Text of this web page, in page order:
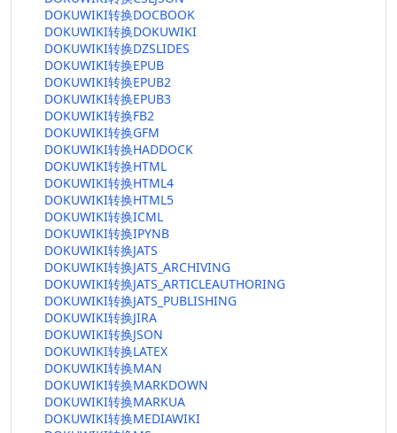
DOKUWIKI转换DOCBOOK
DOKUWIKI转换DOKUWIKI
DOKUWIKI转换DZSLIDES
DOKUWIKI转换EPUB
DOKUWIKI转换EPUB2
DOKUWIKI转换EPUB3
DOKUWIKI转换FB2
DOKUWIKI转换GFM
DOKUWIKI转换HADDOCK
DOKUWIKI转换HTML
DOKUWIKI转换HTML4
DOKUWIKI转换HTML5
DOKUWIKI转换ICML
DOKUWIKI转换IPYNB
DOKUWIKI转换JATS
DOKUWIKI转换JATS_ARCHIVING
DOKUWIKI转换JATS_ARTICLEAUTHORING
DOKUWIKI转换JATS_PUBLISHING
DOKUWIKI转换JIRA
DOKUWIKI转换JSON
DOKUWIKI转换LATEX
DOKUWIKI转换MAN
DOKUWIKI转换MARKDOWN
DOKUWIKI转换MARKUA
DOKUWIKI转换MEDIAWIKI